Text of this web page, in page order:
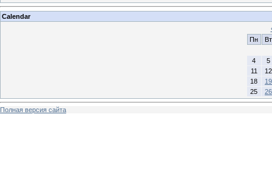
Calendar
Пн
Вт
4
5
11
12
18
19
25
26
Полная версия сайта